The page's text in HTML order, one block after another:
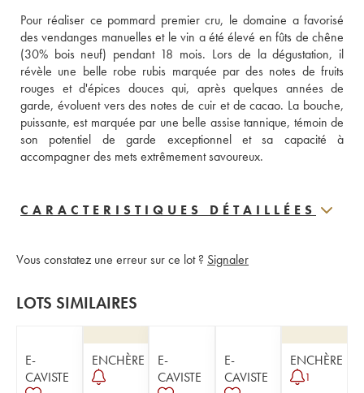
Pour réaliser ce pommard premier cru, le domaine a favorisé
des vendanges manuelles et le vin a été élevé en fûts de chêne
(30% bois neuf) pendant 18 mois. Lors de la dégustation, il
révèle une belle robe rubis marquée par des notes de fruits
rouges et d'épices douces qui, après quelques années de
garde, évoluent vers des notes de cuir et de cacao. La bouche,
puissante, est marquée par une belle assise tannique, témoin de
son potentiel de garde exceptionnel et sa capacité à
accompagner des mets extrêmement savoureux.
CARACTERISTIQUES DÉTAILLÉES
Vous constatez une erreur sur ce lot ? Signaler
LOTS SIMILAIRES
E-
CAVISTE
ENCHÈRE
E-
CAVISTE
E-
CAVISTE
ENCHÈRE
1